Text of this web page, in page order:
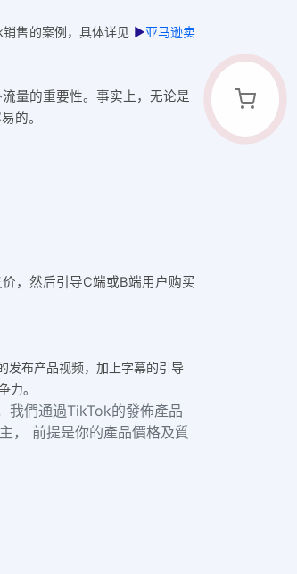
售的案例，具体详见 ▶亚马逊卖
量的重要性。事实上，无论是
的。
，然后引导C端或B端用户购买
发布产品视频，加上字幕的引导
力。
我們通過TikTok的發佈產品
， 前提是你的產品價格及質